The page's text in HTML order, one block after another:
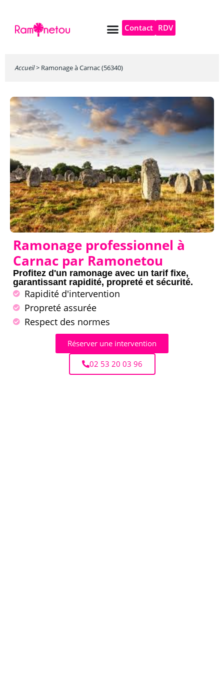
Contact RDV
Accueil> Ramonage à Carnac (56340)
Ramonage professionnel à
Carnac par Ramonetou
Profitez d'un ramonage avec un tarif fixe,
garantissant rapidité, propreté et sécurité.
Rapidité d'intervention
Propreté assurée
Respect des normes
Réserver une intervention
02 53 20 03 96